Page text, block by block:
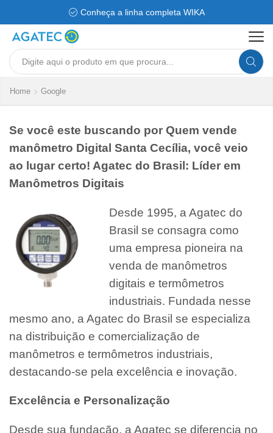
Conheça a linha completa WIKA
Search
Home Google
Se você este buscando por Quem vende
manômetro Digital Santa Cecília, você veio
ao lugar certo! Agatec do Brasil: Líder em
Manômetros Digitais
Desde 1995, a Agatec do
Brasil se consagra como
uma empresa pioneira na
venda de manômetros
digitais e termômetros
industriais. Fundada nesse
mesmo ano, a Agatec do Brasil se especializa
na distribuição e comercialização de
manômetros e termômetros industriais,
destacando-se pela excelência e inovação.
Excelência e Personalização
Desde sua fundação, a Agatec se diferencia no